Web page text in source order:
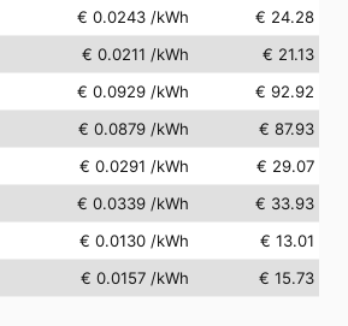
€ 0.0243 /kWh
€ 24.28
€ 0.0211 /kWh
€ 21.13
€ 0.0929 /kWh
€ 92.92
€ 0.0879 /kWh
€ 87.93
€ 0.0291 /kWh
€ 29.07
€ 0.0339 /kWh
€ 33.93
€ 0.0130 /kWh
€ 13.01
€ 0.0157 /kWh € 15.73